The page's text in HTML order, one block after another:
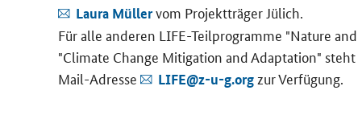
Laura Mül­lervom Pro­jekt­trä­ger Jü­lich.
Für alle an­de­ren LIFE-​Teilprogramme "Nature
"Climate Change Mitigation and Adaptation"
Mail-Adresse
LIFE@z-u-g.org zur Ver­fü­gung.